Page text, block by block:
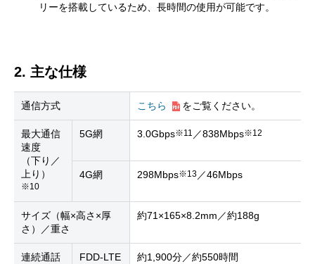
リーを搭載しているため、長時間の使用が可能です。
2. 主な仕様
通信方式 こちら をご覧ください。
最大通信
速度
（下り／
上り）
※10
5G網 3.0Gbps※11 ／838Mbps※12
4G網 298Mbps※13／46Mbps
サイズ（幅×高さ×厚
さ）／重さ
約71×165×8.2mm／約188g
連続通話
FDD-LTE
約1,900分／約550時間